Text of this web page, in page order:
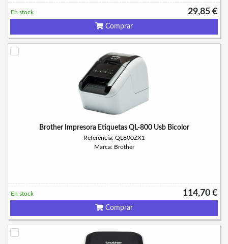
29,85 €
En stock
Comprar
Brother Impresora Etiquetas QL-800 Usb Bicolor
Referencia: QL800ZX1
Marca: Brother
114,70 €
En stock
Comprar